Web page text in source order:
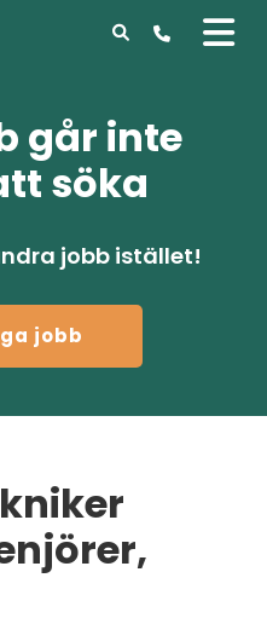
går inte
söka
jobb istället!
jobb